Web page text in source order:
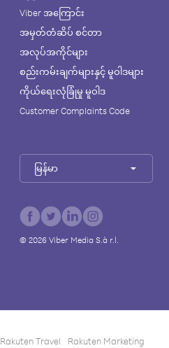
Viber အကြောင်း
အမှတ်တံဆိပ် စင်တာ
အလုပ်အကိုင်များ
စည်းကမ်းချက်များနှင့် မူဝါဒများ
ကိုယ်ရေးလုံခြုံမှု မူဝါဒ
Customer Complaints Code
မြန်မာ
© 2026Viber Media S.à r.l.
Rakuten Travel Rakuten Marketing